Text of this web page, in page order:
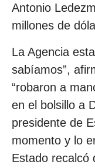
Antonio
millones de
La Agencia
sabíamos”,
“robaron a
en el bolsillo a
presidente de
momento y lo
Estado recalcó